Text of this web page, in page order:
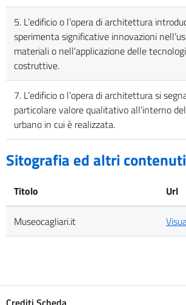
5. L’edificio o l’opera di architettura
sperimenta significative innovazioni
materiali o nell’applicazione delle
costruttive.
7. L’edificio o l’opera di architettura si
particolare valore qualitativo all’interno
urbano in cui è realizzata.
Sitografia ed altri
Titolo Url
Museocagliari.it